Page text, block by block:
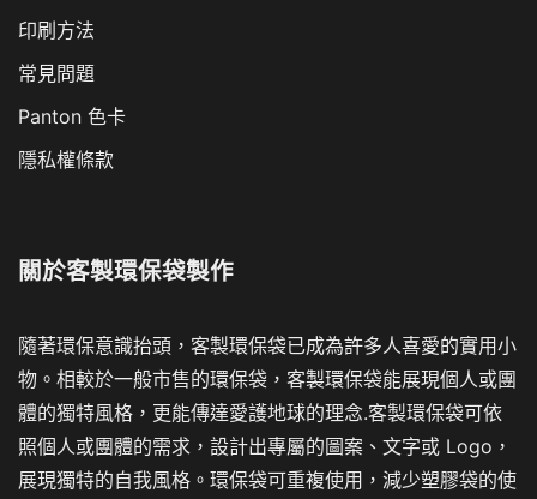
印刷方法
常見問題
Panton 色卡
隱私權條款
關於客製環保袋製作
隨著環保意識抬頭，客製環保袋已成為許多人喜愛的實用小
物。相較於一般市售的環保袋，客製環保袋能展現個人或團
體的獨特風格，更能傳達愛護地球的理念.客製環保袋可依
照個人或團體的需求，設計出專屬的圖案、文字或 Logo，
展現獨特的自我風格。環保袋可重複使用，減少塑膠袋的使